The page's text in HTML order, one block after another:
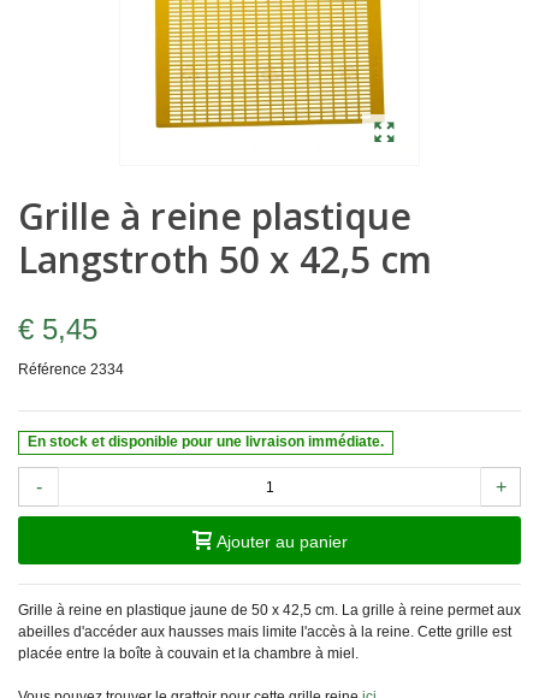
Grille à reine plastique
Langstroth 50 x 42,5 cm
€ 5,45
Référence 2334
En stock et disponible pour une livraison immédiate.
- +
Ajouter au panier
Grille à reine en plastique jaune de 50 x 42,5 cm. La grille à reine permet aux
abeilles d'accéder aux hausses mais limite l'accès à la reine. Cette grille est
placée entre la boîte à couvain et la chambre à miel.